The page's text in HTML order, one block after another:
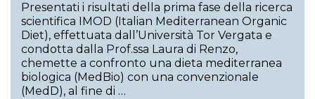
Presentati i risultati della prima fase della ricerca
scientifica IMOD (Italian Mediterranean Organic
Diet), effettuata dall’Università Tor Vergata e
condotta dalla Prof.ssa Laura di Renzo,
chemette a confronto una dieta mediterranea
biologica (MedBio) con una convenzionale
(MedD), al fine di …